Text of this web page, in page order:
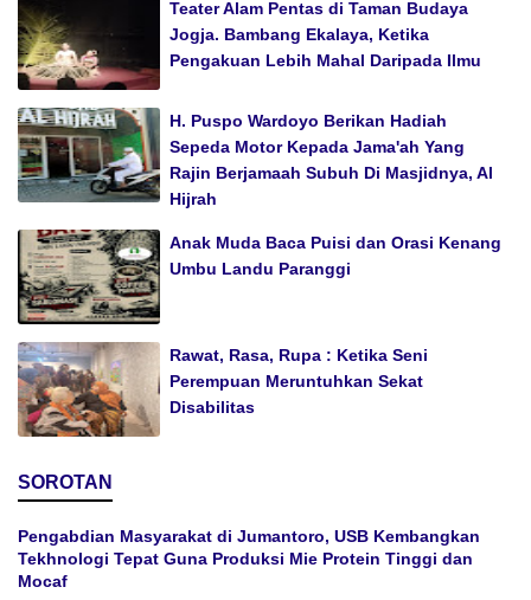
Teater Alam Pentas di Taman Budaya
Jogja. Bambang Ekalaya, Ketika
Pengakuan Lebih Mahal Daripada Ilmu
H. Puspo Wardoyo Berikan Hadiah
Sepeda Motor Kepada Jama'ah Yang
Rajin Berjamaah Subuh Di Masjidnya, Al
Hijrah
Anak Muda Baca Puisi dan Orasi Kenang
Umbu Landu Paranggi
Rawat, Rasa, Rupa : Ketika Seni
Perempuan Meruntuhkan Sekat
Disabilitas
SOROTAN
Pengabdian Masyarakat di Jumantoro, USB Kembangkan
Tekhnologi Tepat Guna Produksi Mie Protein Tinggi dan
Mocaf